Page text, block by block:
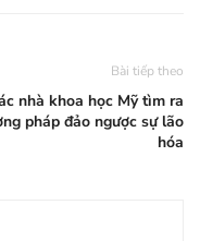
Bài tiếp theo
nhà khoa học Mỹ tìm ra
pháp đảo ngược sự lão
hóa